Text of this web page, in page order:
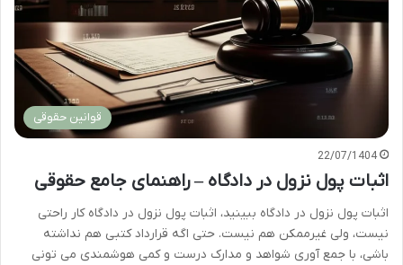
قوانین حقوقی
22/07/1404
اثبات پول نزول در دادگاه – راهنمای جامع حقوقی
اثبات پول نزول در دادگاه ببینید، اثبات پول نزول در دادگاه کار راحتی
نیست، ولی غیرممکن هم نیست. حتی اگه قرارداد کتبی هم نداشته
باشی، با جمع آوری شواهد و مدارک درست و کمی هوشمندی می تونی